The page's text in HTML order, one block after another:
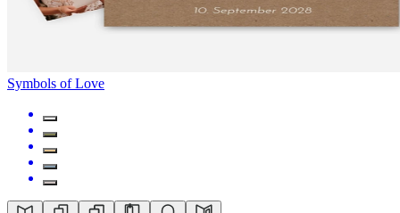
Symbols of Love